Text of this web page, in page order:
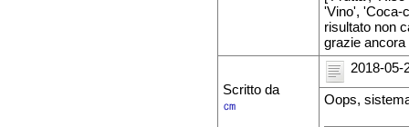
'Vino', 'Coca-
risultato non
grazie ancora
Scritto da
㎝
2018-05-
Oops,